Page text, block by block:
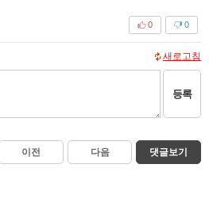
0
0
새로고침
등록
이전 다음 댓글보기